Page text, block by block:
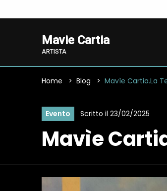
Mavie Cartia
ARTISTA
Home Blog Mavìe Cartia.La
Evento Scritto il 23/02/2025
Mavìe